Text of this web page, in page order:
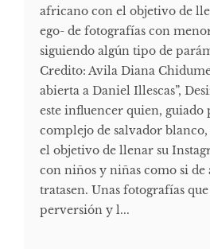
africano con el objetivo de
ego- de fotografías con
siguiendo algún tipo de
Credito: Avila Diana
abierta a Daniel Illescas”,
este influencer quien, guiado
complejo de salvador
el objetivo de llenar su
con niños y niñas como si de
tratasen. Unas fotografías
perversión y l...